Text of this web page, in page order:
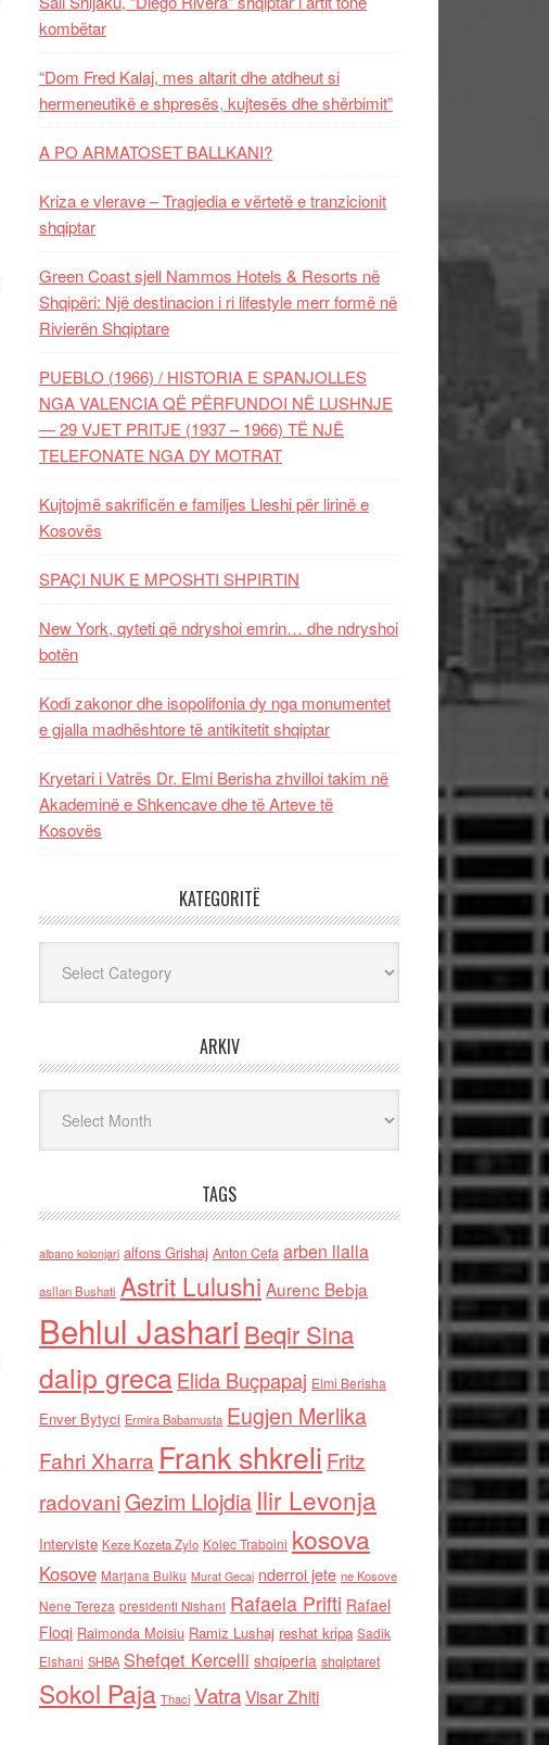
kombëtar
“Dom Fred Kalaj, mes altarit dhe atdheut si
hermeneutikë e shpresës, kujtesës dhe shërbimit”
A PO ARMATOSET BALLKANI?
Kriza e vlerave – Tragjedia e vërtetë e tranzicionit
shqiptar
Green Coast sjell Nammos Hotels & Resorts në
Shqipëri: Një destinacion i ri lifestyle merr formë në
Rivierën Shqiptare
PUEBLO (1966) / HISTORIA E SPANJOLLES
NGA VALENCIA QË PËRFUNDOI NË LUSHNJE
— 29 VJET PRITJE (1937 – 1966) TË NJË
TELEFONATE NGA DY MOTRAT
Kujtojmë sakrificën e familjes Lleshi për lirinë e
Kosovës
SPAÇI NUK E MPOSHTI SHPIRTIN
New York, qyteti që ndryshoi emrin… dhe ndryshoi
botën
Kodi zakonor dhe isopolifonia dy nga monumentet
e gjalla madhështore të antikitetit shqiptar
Kryetari i Vatrës Dr. Elmi Berisha zhvilloi takim në
Akademinë e Shkencave dhe të Arteve të
Kosovës
KATEGORITË
ARKIV
TAGS
albano kolonjari alfons Grishaj Anton Cefa arben llalla
asllan Bushati Astrit Lulushi Aurenc Bebja
Behlul Jashari Beqir Sina
dalip grecaElida Buçpapaj Elmi Berisha
Enver Bytyci Ermira Babamusta Eugjen Merlika
Fahri Xharra Frank shkreli Fritz
radovaniGezim Llojdia Ilir Levonja
Interviste Keze Kozeta Zylo Kolec Traboini kosova
Kosove Marjana Bulku Murat Gecaj nderroi jete ne Kosove
Nene Tereza presidenti Nishani Rafaela Prifti Rafael
Floqi Raimonda Moisiu Ramiz Lushaj reshat kripa Sadik
Elshani SHBA Shefqet Kercelli shqiperia shqiptaret
Sokol Paja Thaci VatraVisar Zhiti